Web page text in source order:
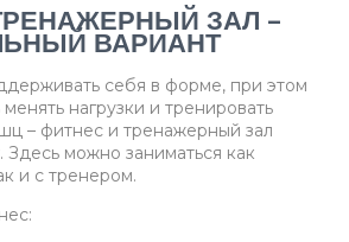
ЗАЛ –
ВАРИАНТ
себя в форме, при этом
нагрузки и тренировать
– фитнес и тренажерный зал
Здесь можно заниматься как
и с тренером.